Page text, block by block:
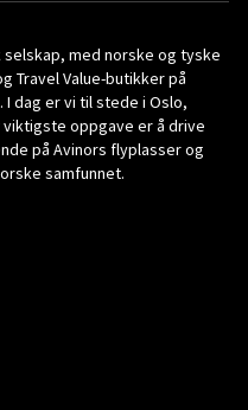
selskap, med norske og tyske
Travel Value-butikker på
dag er vi til stede i Oslo,
viktigste oppgave er å drive
på Avinors flyplasser og
samfunnet.